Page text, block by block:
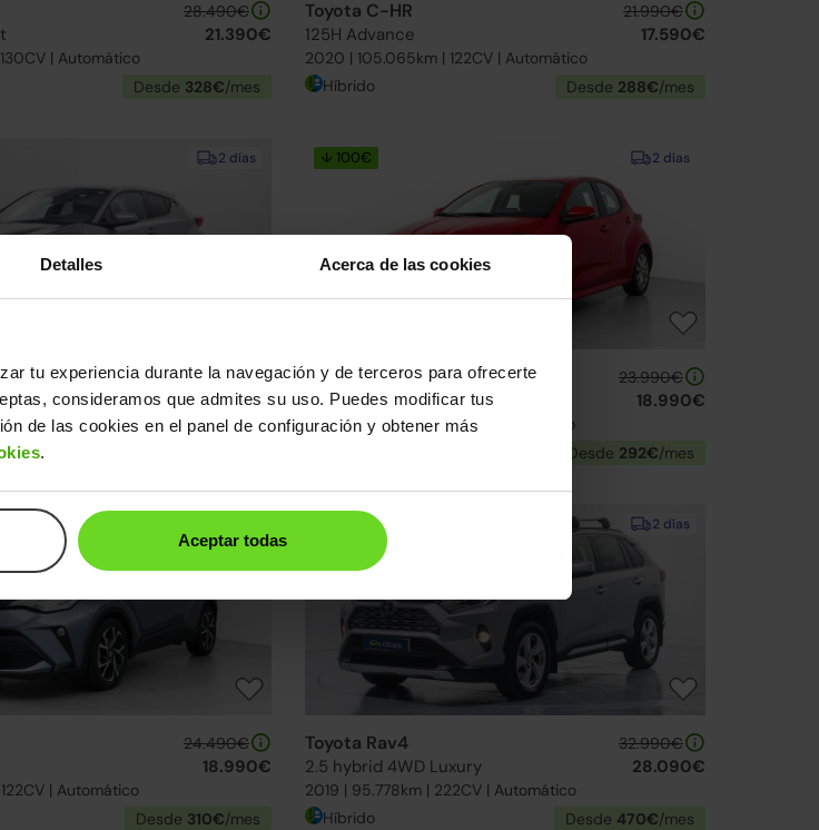
Detalles Acerca de las cookies
tu experiencia durante la navegación y de terceros para ofrecerte
consideramos que admites su uso. Puedes modificar tus
de las cookies en el panel de configuración y obtener más
.
Aceptar todas
| Automático
28.490€
21.390€
Desde 328€/mes
Toyota C-HR
125H Advance
2020 | 105.065km | 122CV | Automático
21.990€
17.590€
Híbrido Desde 288€/mes
2 días
| Automático
20.990€
17.790€
2 días
↓ 100€
Toyota Yaris
120H 1.5 Active Tech
2022 | 32.680km | 116CV | Automático
23.990€
18.990€
Desde 292€/mes
| Automático
24.490€
18.990€
Desde 310€/mes
2 días
↓ 500€
Toyota Rav4
2.5 hybrid 4WD Luxury
2019 | 95.778km | 222CV | Automático
32.990€
28.090€
Híbrido Desde 470€/mes